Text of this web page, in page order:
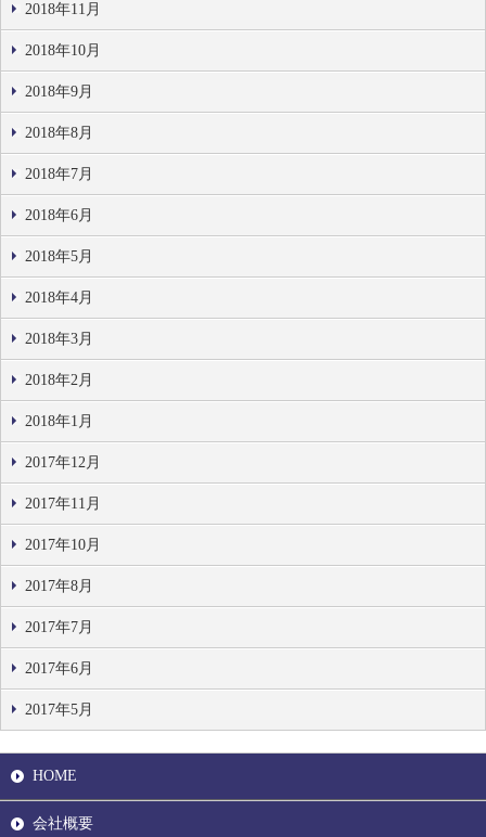
2018年11月
2018年10月
2018年9月
2018年8月
2018年7月
2018年6月
2018年5月
2018年4月
2018年3月
2018年2月
2018年1月
2017年12月
2017年11月
2017年10月
2017年8月
2017年7月
2017年6月
2017年5月
HOME
会社概要